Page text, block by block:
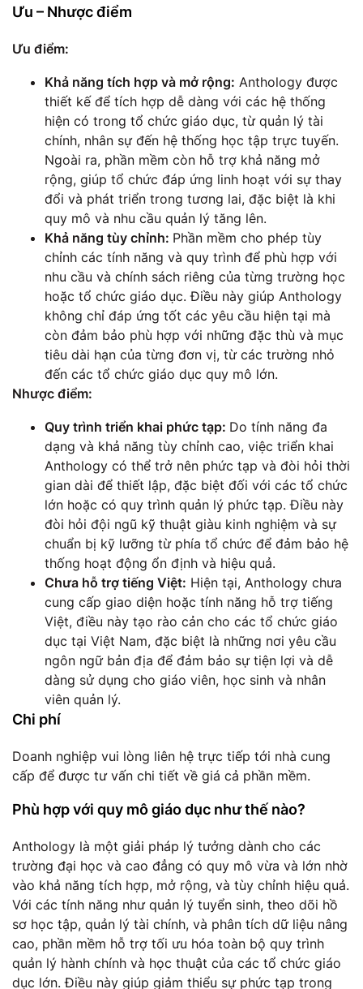
Ưu – Nhược điểm
Ưu điểm:
Khả năng tích hợp và mở rộng: Anthology được
thiết kế để tích hợp dễ dàng với các hệ thống
hiện có trong tổ chức giáo dục, từ quản lý tài
chính, nhân sự đến hệ thống học tập trực tuyến.
Ngoài ra, phần mềm còn hỗ trợ khả năng mở
rộng, giúp tổ chức đáp ứng linh hoạt với sự thay
đổi và phát triển trong tương lai, đặc biệt là khi
quy mô và nhu cầu quản lý tăng lên.
Khả năng tùy chỉnh: Phần mềm cho phép tùy
chỉnh các tính năng và quy trình để phù hợp với
nhu cầu và chính sách riêng của từng trường học
hoặc tổ chức giáo dục. Điều này giúp Anthology
không chỉ đáp ứng tốt các yêu cầu hiện tại mà
còn đảm bảo phù hợp với những đặc thù và mục
tiêu dài hạn của từng đơn vị, từ các trường nhỏ
đến các tổ chức giáo dục quy mô lớn.
Nhược điểm:
Quy trình triển khai phức tạp: Do tính năng đa
dạng và khả năng tùy chỉnh cao, việc triển khai
Anthology có thể trở nên phức tạp và đòi hỏi thời
gian dài để thiết lập, đặc biệt đối với các tổ chức
lớn hoặc có quy trình quản lý phức tạp. Điều này
đòi hỏi đội ngũ kỹ thuật giàu kinh nghiệm và sự
chuẩn bị kỹ lưỡng từ phía tổ chức để đảm bảo hệ
thống hoạt động ổn định và hiệu quả.
Chưa hỗ trợ tiếng Việt: Hiện tại, Anthology chưa
cung cấp giao diện hoặc tính năng hỗ trợ tiếng
Việt, điều này tạo rào cản cho các tổ chức giáo
dục tại Việt Nam, đặc biệt là những nơi yêu cầu
ngôn ngữ bản địa để đảm bảo sự tiện lợi và dễ
dàng sử dụng cho giáo viên, học sinh và nhân
viên quản lý.
Chi phí
Doanh nghiệp vui lòng liên hệ trực tiếp tới nhà cung
cấp để được tư vấn chi tiết về giá cả phần mềm.
Phù hợp với quy mô giáo dục như thế nào?
Anthology là một giải pháp lý tưởng dành cho các
trường đại học và cao đẳng có quy mô vừa và lớn nhờ
vào khả năng tích hợp, mở rộng, và tùy chỉnh hiệu quả.
Với các tính năng như quản lý tuyển sinh, theo dõi hồ
sơ học tập, quản lý tài chính, và phân tích dữ liệu nâng
cao, phần mềm hỗ trợ tối ưu hóa toàn bộ quy trình
quản lý hành chính và học thuật của các tổ chức giáo
dục lớn. Điều này giúp giảm thiểu sự phức tạp trong